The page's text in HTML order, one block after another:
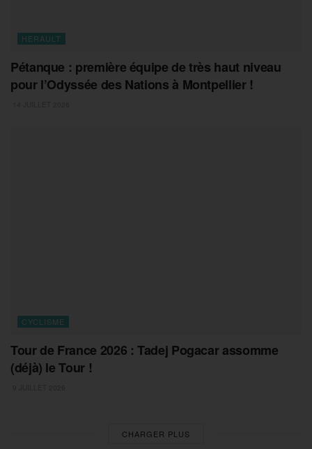
HERAULT
Pétanque : première équipe de très haut niveau
pour l’Odyssée des Nations à Montpellier !
CYCLISME
Tour de France 2026 : Tadej Pogacar assomme
(déjà) le Tour !
CHARGER PLUS